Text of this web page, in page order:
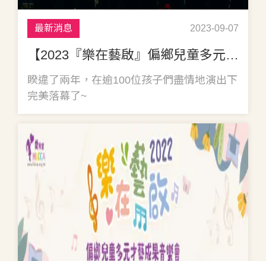
最新消息 2023-09-07
【2023『樂在藝啟』偏鄉兒童多元才藝音樂會】成果花絮
睽違了兩年，在逾100位孩子們盡情地演出下
完美落幕了~